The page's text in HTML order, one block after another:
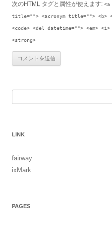
次のHTML タグと属性が使えます:
title=""> <acronym title=""> <b>
<code> <del datetime=""> <em>
<strong>
LINK
fairway
ixMark
PAGES